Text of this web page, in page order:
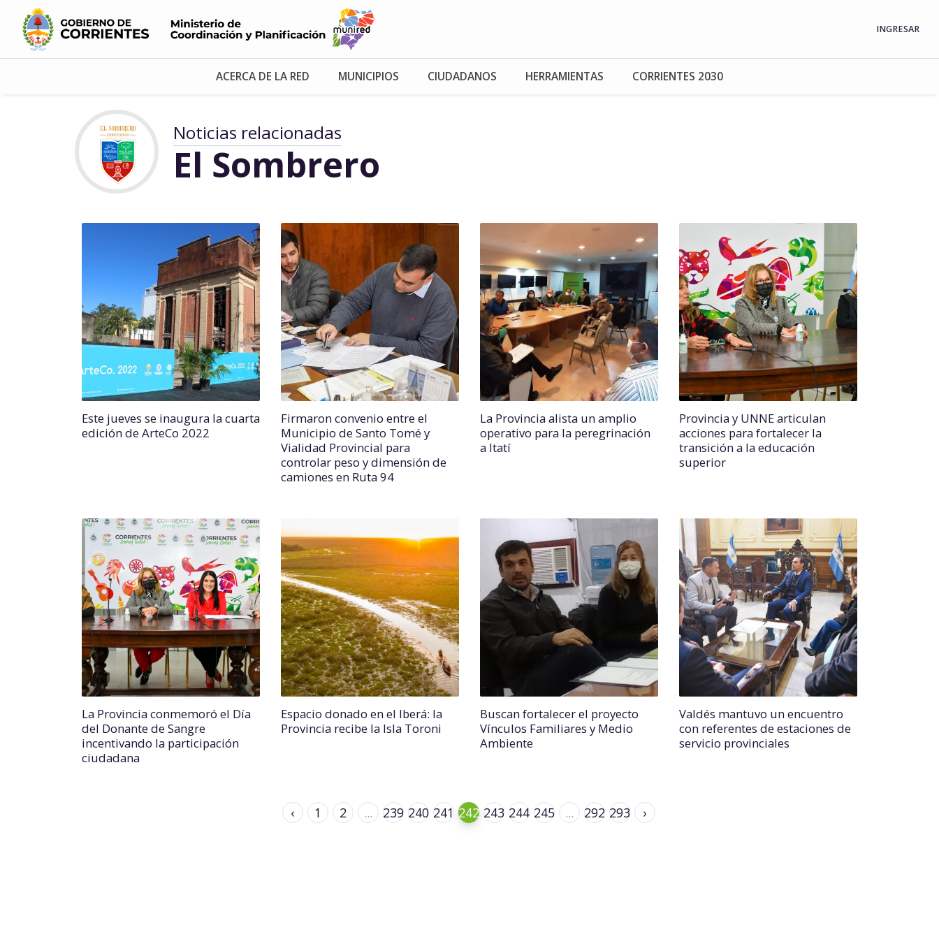
INGRESAR
ACERCA DE LA RED MUNICIPIOS CIUDADANOS HERRAMIENTAS CORRIENTES 2030
Noticias relacionadas
El Sombrero
Este jueves se inaugura la cuarta
edición de ArteCo 2022
Firmaron convenio entre el
Municipio de Santo Tomé y
Vialidad Provincial para
controlar peso y dimensión de
camiones en Ruta 94
La Provincia alista un amplio
operativo para la peregrinación
a Itatí
Provincia y UNNE articulan
acciones para fortalecer la
transición a la educación
superior
La Provincia conmemoró el Día
del Donante de Sangre
incentivando la participación
ciudadana
Espacio donado en el Iberá: la
Provincia recibe la Isla Toroni
Buscan fortalecer el proyecto
Vínculos Familiares y Medio
Ambiente
Valdés mantuvo un encuentro
con referentes de estaciones de
servicio provinciales
‹ 1 2 ... 239 240 241 242 243 244 245 ... 292 293 ›